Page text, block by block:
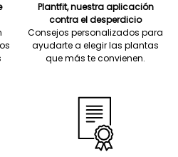
Plantfit, nuestra aplicación
contra el desperdicio
Consejos personalizados para
ayudarte a elegir las plantas
que más te convienen.